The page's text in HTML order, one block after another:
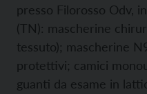
presso Filorosso Odv,
(TN): mascherine
tessuto); mascherine
protettivi; camici
guanti da esame in